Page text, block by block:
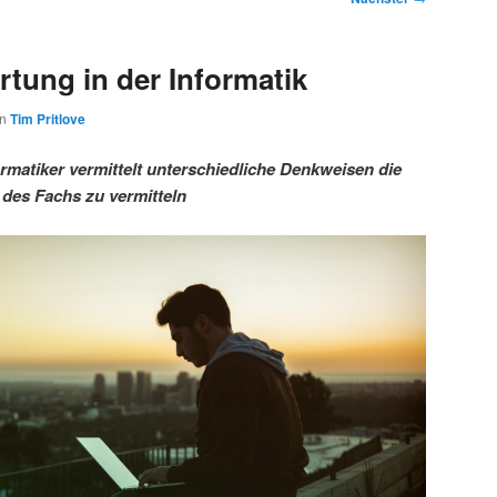
in der Informatik
Tim Pritlove
vermittelt unterschiedliche Denkweisen die
Fachs zu vermitteln